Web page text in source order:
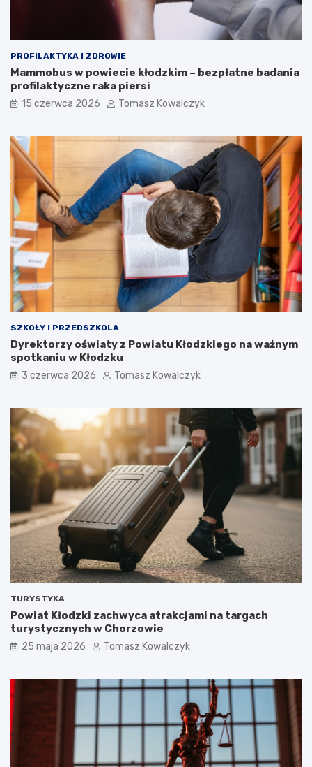
PROFILAKTYKA I ZDROWIE
Mammobus w powiecie kłodzkim – bezpłatne badania
profilaktyczne raka piersi
15 czerwca 2026 Tomasz Kowalczyk
SZKOŁY I PRZEDSZKOLA
Dyrektorzy oświaty z Powiatu Kłodzkiego na ważnym
spotkaniu w Kłodzku
3 czerwca 2026 Tomasz Kowalczyk
TURYSTYKA
Powiat Kłodzki zachwyca atrakcjami na targach
turystycznych w Chorzowie
25 maja 2026 Tomasz Kowalczyk